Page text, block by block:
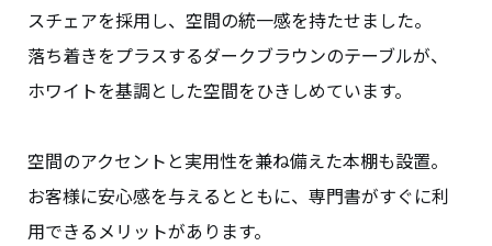
スチェアを採用し、空間の統一感を持たせました。
落ち着きをプラスするダークブラウンのテーブルが、
ホワイトを基調とした空間をひきしめています。
空間のアクセントと実用性を兼ね備えた本棚も設置。
お客様に安心感を与えるとともに、専門書がすぐに利
用できるメリットがあります。